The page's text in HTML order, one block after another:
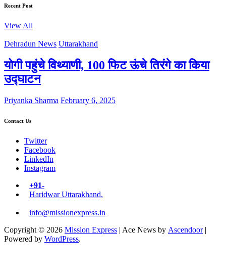
Recent Post
View All
Dehradun News Uttarakhand
योगी पहुंचे विथ्याणी, 100 फिट ऊंचे तिरंगे का किया
उद्घाटन
Priyanka Sharma February 6, 2025
Contact Us
Twitter
Facebook
LinkedIn
Instagram
+91-
Haridwar Uttarakhand.
info@missionexpress.in
Copyright © 2026 Mission Express | Ace News by Ascendoor|
Powered by WordPress.